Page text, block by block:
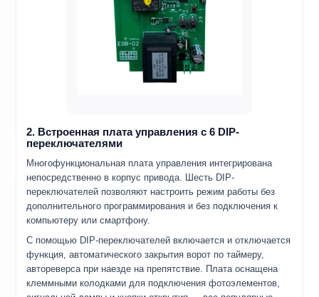
2. Встроенная плата управления с 6 DIP-
переключателями
Многофункциональная плата управления интегрирована
непосредственно в корпус привода. Шесть DIP-
переключателей позволяют настроить режим работы без
дополнительного программирования и без подключения к
компьютеру или смартфону.
С помощью DIP-переключателей включается и отключается
функция, автоматического закрытия ворот по таймеру,
автореверса при наезде на препятствие. Плата оснащена
клеммными колодками для подключения фотоэлементов,